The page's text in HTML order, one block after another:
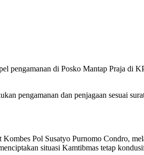
pengamanan di Posko Mantap Praja di
pengamanan dan penjagaan sesuai
Pol Susatyo Purnomo Condro,
situasi Kamtibmas tetap